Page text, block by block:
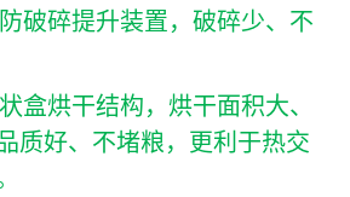
破碎提升装置，破碎少、不
盒烘干结构，烘干面积大、
质好、不堵粮，更利于热交